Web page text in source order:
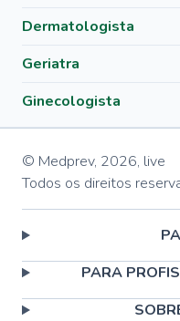
Dermatologista
Geriatra
Ginecologista
© Medprev, 2026, live
Todos os direitos
PARA